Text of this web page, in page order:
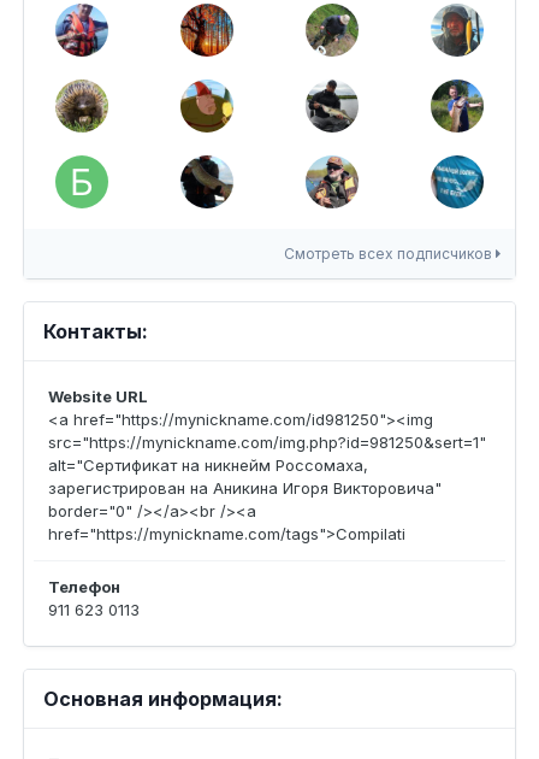
Смотреть всех подписчиков
Контакты:
Website URL
<a href="https://mynickname.com/id981250"><img
src="https://mynickname.com/img.php?id=981250&sert=1"
alt="Сертификат на никнейм Россомаха,
зарегистрирован на Аникина Игоря Викторовича"
border="0" /></a><br /><a
href="https://mynickname.com/tags">Compilati
Телефон
911 623 0113
Основная информация: